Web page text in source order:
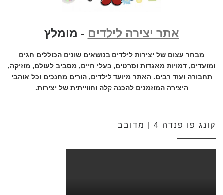
אתר יצירה לילדים - מומלץ
מבחר עצום של יצירות לילדים בנושאים שונים הכוללים חגים
ומועדים, דמויות מאגדות וסרטים, בעלי חיים, מסביב לעולם, מוזיקה,
תחבורה ועוד רבים. האתר מיועד לילדים, הורים מחנכים וכל אוהבי
היצירה המוזמנים להכנה קלה וחווייתית של יצירות.
קונג פו פנדה 4 | מדובב